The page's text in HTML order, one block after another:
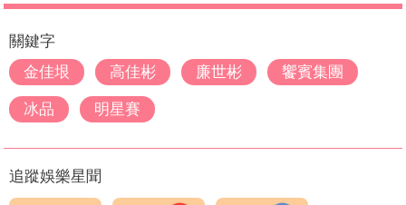
關鍵字
金佳垠
高佳彬 廉世彬 饗賓集團
冰品 明星賽
追蹤娛樂星聞